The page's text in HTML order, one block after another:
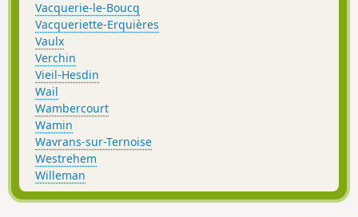
Vacquerie-le-Boucq
Vacqueriette-Erquières
Vaulx
Verchin
Vieil-Hesdin
Wail
Wambercourt
Wamin
Wavrans-sur-Ternoise
Westrehem
Willeman